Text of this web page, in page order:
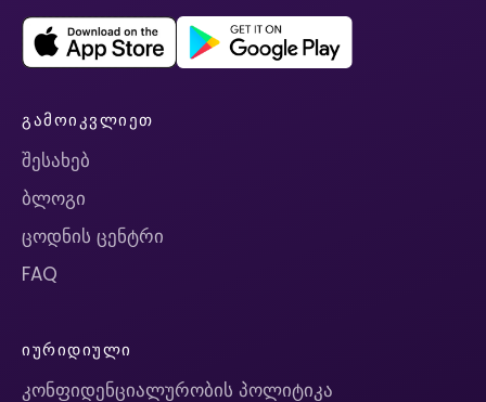
ᲒᲐᲛᲝᲘᲙᲕᲚᲘᲔᲗ
შესახებ
ბლოგი
ცოდნის ცენტრი
FAQ
ᲘᲣᲠᲘᲓᲘᲣᲚᲘ
კონფიდენციალურობის პოლიტიკა